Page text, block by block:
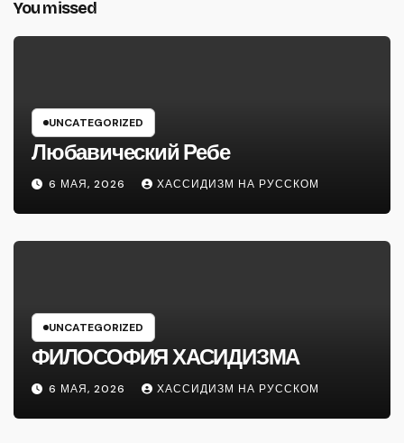
You missed
UNCATEGORIZED
Любавический Ребе
6 МАЯ, 2026 ХАССИДИЗМ НА РУССКОМ
UNCATEGORIZED
ФИЛОСОФИЯ ХАСИДИЗМА
6 МАЯ, 2026 ХАССИДИЗМ НА РУССКОМ